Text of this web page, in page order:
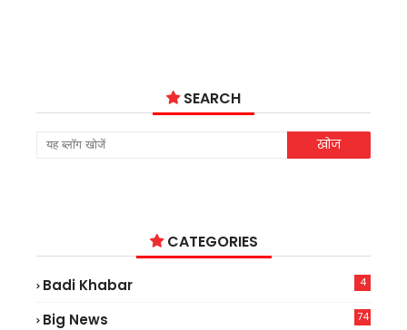
SEARCH
CATEGORIES
Badi Khabar 4
Big News
74